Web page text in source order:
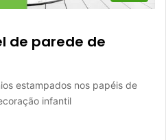
de parede de
estampados nos papéis de
infantil